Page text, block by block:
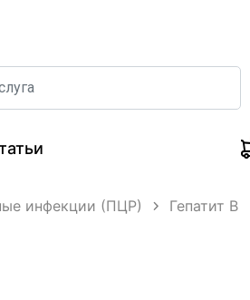
инфекции (ПЦР) Гепатит В